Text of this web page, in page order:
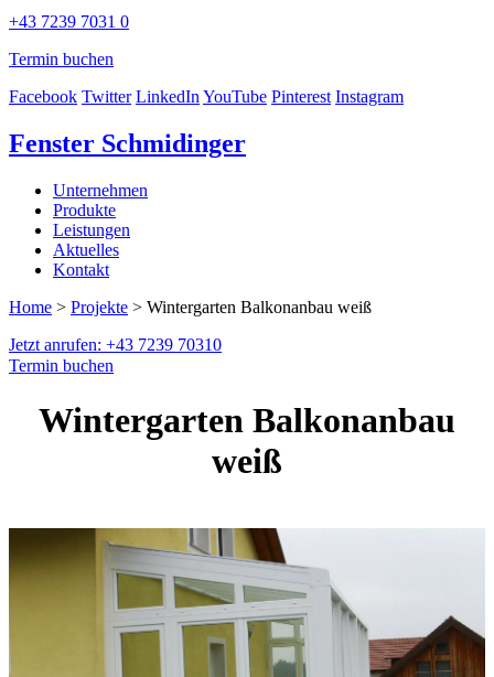
+43 7239 7031 0
Termin buchen
Facebook Twitter LinkedInYouTube Pinterest Instagram
Fenster Schmidinger
Unternehmen
Produkte
Leistungen
Aktuelles
Kontakt
Home > Projekte > Wintergarten Balkonanbau weiß
Jetzt anrufen: +43 7239 70310
Termin buchen
Wintergarten Balkonanbau
weiß